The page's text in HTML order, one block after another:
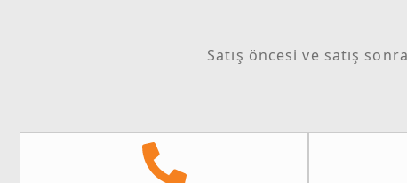
Satış öncesi ve satış